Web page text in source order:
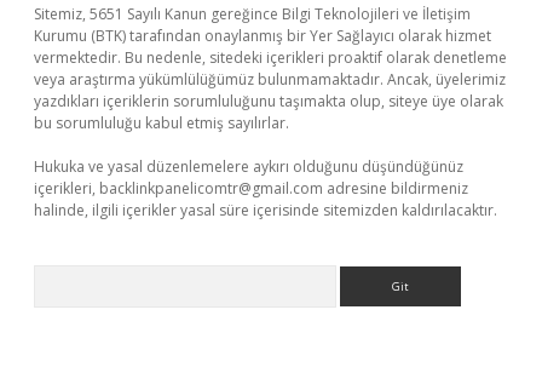
Sitemiz, 5651 Sayılı Kanun gereğince Bilgi Teknolojileri ve İletişim
Kurumu (BTK) tarafından onaylanmış bir Yer Sağlayıcı olarak hizmet
vermektedir. Bu nedenle, sitedeki içerikleri proaktif olarak denetleme
veya araştırma yükümlülüğümüz bulunmamaktadır. Ancak, üyelerimiz
yazdıkları içeriklerin sorumluluğunu taşımakta olup, siteye üye olarak
bu sorumluluğu kabul etmiş sayılırlar.
Hukuka ve yasal düzenlemelere aykırı olduğunu düşündüğünüz
içerikleri, backlinkpanelicomtr@gmail.com adresine bildirmeniz
halinde, ilgili içerikler yasal süre içerisinde sitemizden kaldırılacaktır.